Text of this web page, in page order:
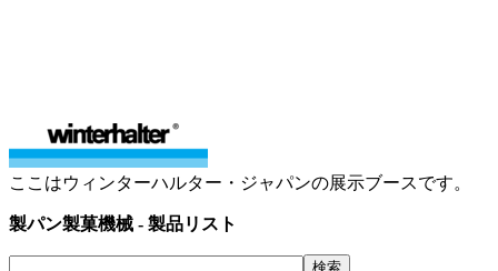
ここはウィンターハルター・ジャパンの展示ブースです。
製パン製菓機械 - 製品リスト